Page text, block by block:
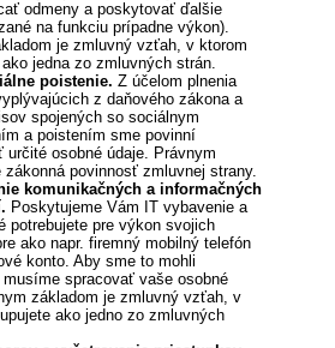
odmeny a poskytovať ďalšie
na funkciu prípadne výkon).
je zmluvný vzťah, v ktorom
jedna zo zmluvných strán.
poistenie. Z účelom plnenia
z daňového zákona a
spojených so sociálnym
a poistením sme povinní
určité osobné údaje. Právnym
zákonná povinnosť zmluvnej strany.
komunikačných a informačných
Poskytujeme Vám IT vybavenie a
potrebujete pre výkon svojich
ako napr. firemný mobilný telefón
konto. Aby sme to mohli
spracovať vaše osobné
základom je zmluvný vzťah, v
ako jedno zo zmluvných